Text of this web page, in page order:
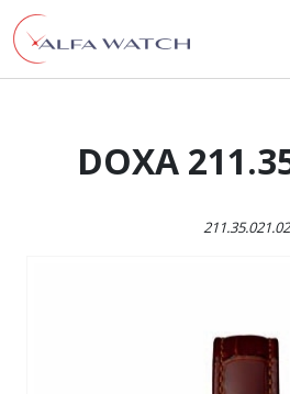
Przejdź do treści
Main Navigation
DOXA
211.35.021.02